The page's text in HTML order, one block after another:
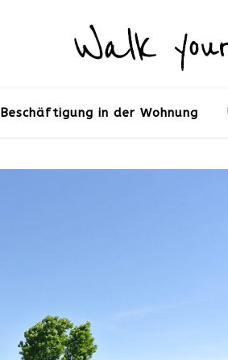
Beschäftigung in der Wohnung